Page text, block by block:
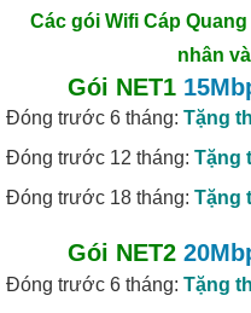
Các gói Wifi Cáp
nhân
Gói NET1
Đóng trước 6 tháng: Tặng
Đóng trước 12 tháng: Tặng
Đóng trước 18 tháng: Tặng
Gói NET2
Đóng trước 6 tháng: Tặng